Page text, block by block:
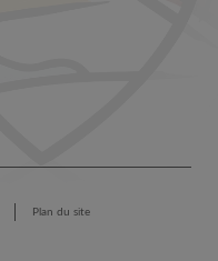
Plan du site